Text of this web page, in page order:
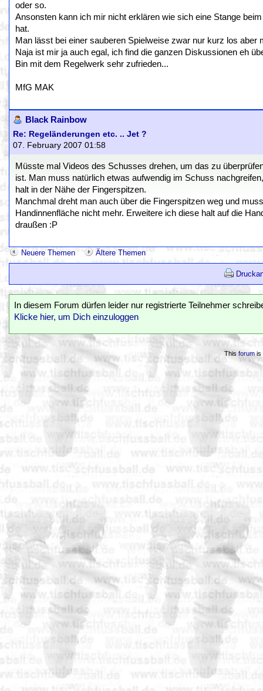
oder so.
Ansonsten kann ich mir nicht erklären wie sich eine Stange
hat.
Man lässt bei einer sauberen Spielweise zwar nur kurz los aber
Naja ist mir ja auch egal, ich find die ganzen Diskussionen eh
Bin mit dem Regelwerk sehr zufrieden...
MfG MAK
Black Rainbow
Re: Regeländerungen etc. .. Jet ?
07. February 2007 01:58
Müsste mal Videos des Schusses drehen, um das zu
ist. Man muss natürlich etwas aufwendig im Schuss
halt in der Nähe der Fingerspitzen.
Manchmal dreht man auch über die Fingerspitzen weg und
Handinnenfläche nicht mehr. Erweitere ich diese halt auf die
draußen :P
Neuere Themen Ältere Themen
In diesem Forum dürfen leider nur registrierte Teilnehmer
Klicke hier, um Dich einzuloggen
This forumis